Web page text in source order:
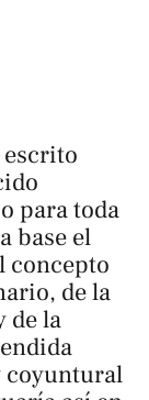
escrito
para toda
base el
concepto
de la
de la
coyuntural